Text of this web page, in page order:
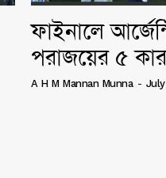
ফাইনালে
পরাজয়ের ৫
A H M Mannan Munna -